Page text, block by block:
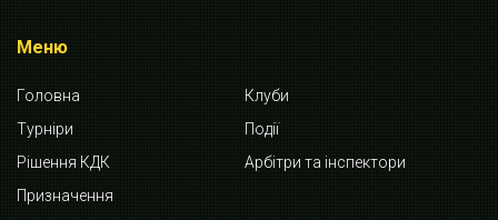
Меню
Головна
Клуби
Турніри
Події
Рішення КДК
Арбітри та інспектори
Призначення